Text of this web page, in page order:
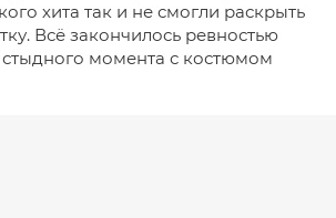
хита так и не смогли раскрыть
Всё закончилось ревностью
момента с костюмом